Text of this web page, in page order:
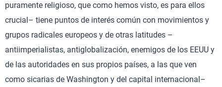
puramente religioso, que como hemos visto, es para ellos
crucial– tiene puntos de interés común con movimientos y
grupos radicales europeos y de otras latitudes –
antiimperialistas, antiglobalización, enemigos de los EEUU y
de las autoridades en sus propios países, a las que ven
como sicarias de Washington y del capital internacional–